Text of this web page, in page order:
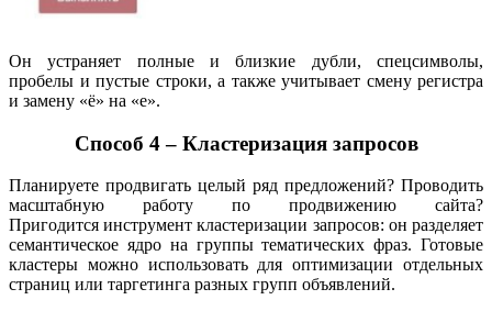
Он устраняет полные и близкие дубли, спецсимволы,
пробелы и пустые строки, а также учитывает смену регистра
и замену «ё» на «е».
Способ 4 – Кластеризация запросов
Планируете продвигать целый ряд предложений? Проводить
масштабную работу по продвижению сайта?
Пригодится инструмент кластеризации запросов: он разделяет
семантическое ядро на группы тематических фраз. Готовые
кластеры можно использовать для оптимизации отдельных
страниц или таргетинга разных групп объявлений.